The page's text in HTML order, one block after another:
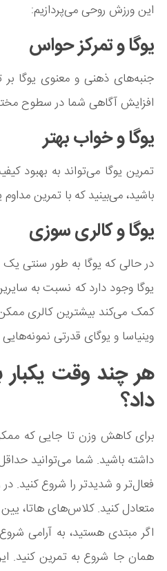
این ورزش روحی می‌پردازیم:
یوگا و تمرکز حواس
جنبه‌های ذهنی و معنوی یوگا
افزایش آگاهی شما در سطوح
یوگا و خواب بهتر
تمرین یوگا می‌تواند به بهبود
باشید، می‌بینید که با تمرین
یوگا و کالری سوزی
در حالی که یوگا به طور سنتی
یوگا وجود دارد که نسبت به
کمک می‌کند بیشترین کالری ممکن
وینیاسا و یوگای قدرتی
هر چند وقت یکبار
داد؟
برای کاهش وزن تا جایی که
فعال‌تر و شدیدتر را شروع کنید.
متعادل کنید. کلاس‌های هاتا،
همان جا شروع به تمرین کنید.